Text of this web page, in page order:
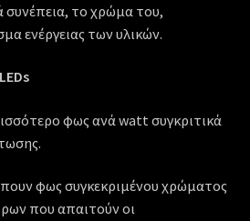
συνέπεια, το χρώμα του,
ενέργειας των υλικών.
φως ανά watt συγκριτικά
φως συγκεκριμένου χρώματος
που απαιτούν οι